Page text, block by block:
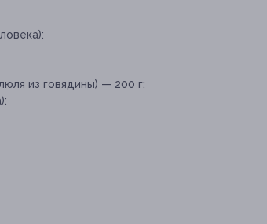
из говядины) — 200 г;